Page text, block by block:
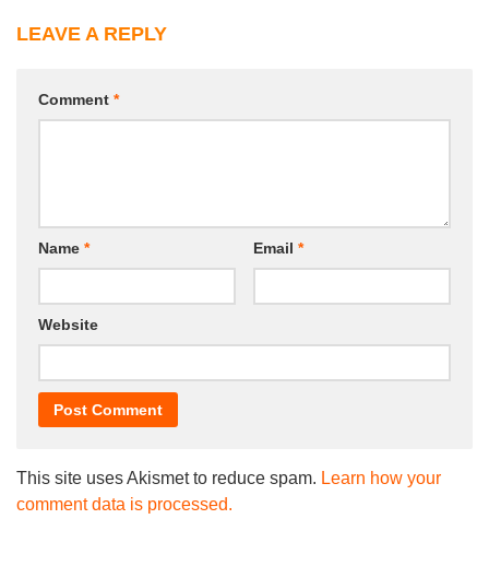
LEAVE A REPLY
Comment *
Name * Email *
Website
This site uses Akismet to reduce spam. Learn how your
comment data is processed.